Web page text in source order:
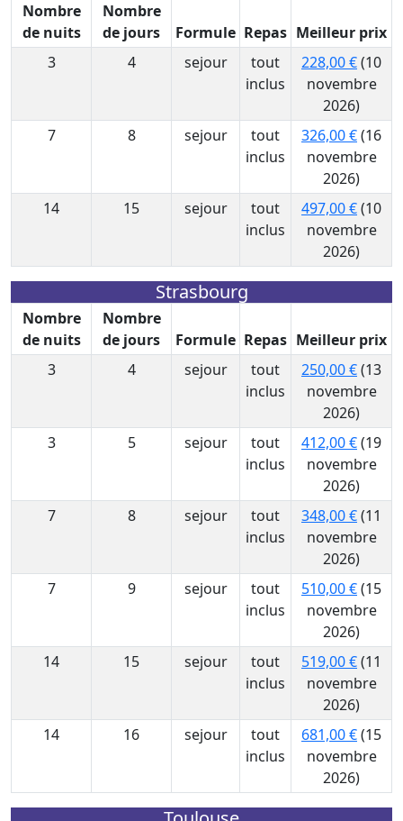
Nombre
de nuits
Nombre
de jours
Formule Repas Meilleur prix
3
4 sejour
tout
inclus
228,00 €(10
novembre
2026)
7
8 sejour
tout
inclus
326,00 €(16
novembre
2026)
14
15 sejour
tout
inclus
497,00 €(10
novembre
2026)
Strasbourg
Nombre
de nuits
Nombre
de jours
Formule Repas Meilleur prix
3
4 sejour
tout
inclus
250,00 €(13
novembre
2026)
3
5 sejour
tout
inclus
412,00 €(19
novembre
2026)
7
8 sejour
tout
inclus
348,00 €(11
novembre
2026)
7
9 sejour
tout
inclus
510,00 €(15
novembre
2026)
14
15 sejour
tout
inclus
519,00 €(11
novembre
2026)
14
16 sejour
tout
inclus
681,00 €(15
novembre
2026)